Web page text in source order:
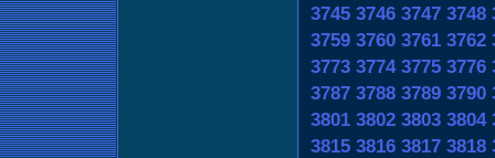
3745 3746 3747 3748
3759 3760 3761 3762
3773 3774 3775 3776
3787 3788 3789 3790
3801 3802 3803 3804
3815 3816 3817 3818